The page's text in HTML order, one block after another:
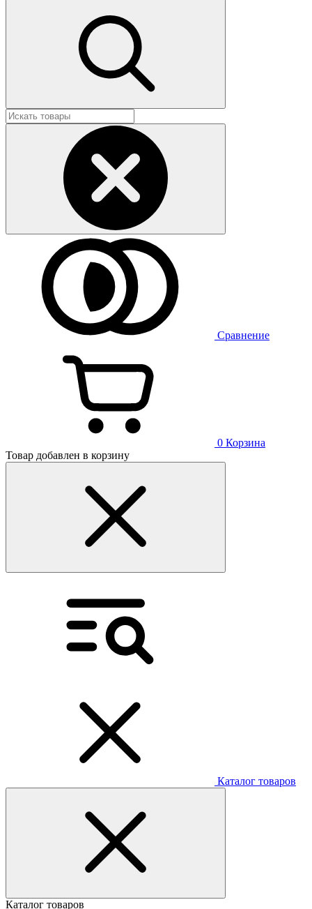
Сравнение
0 Корзина
Товар добавлен в корзину
Каталог товаров
Каталог товаров